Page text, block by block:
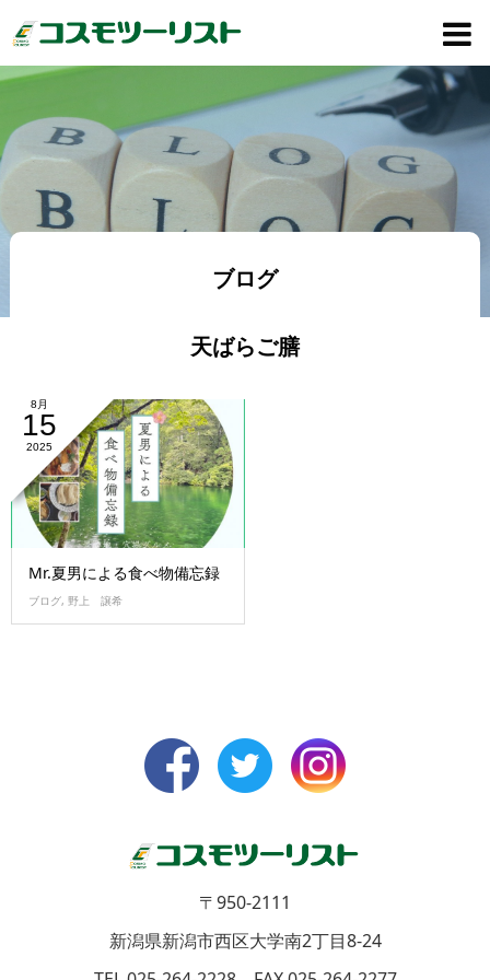
ブログ
天ばらご膳
8月
15
2025
Mr.夏男による食べ物備忘録
ブログ, 野上 譲希
〒950-2111
新潟県新潟市西区大学南2丁目8-24